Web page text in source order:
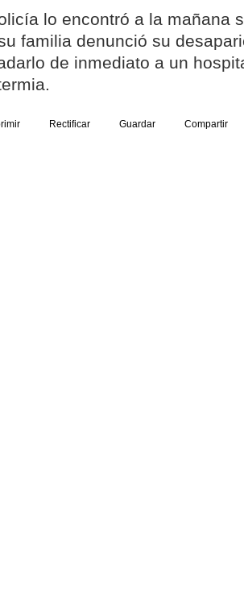
lo encontró a la mañana
familia denunció su
de inmediato a un
Rectificar Guardar Compartir